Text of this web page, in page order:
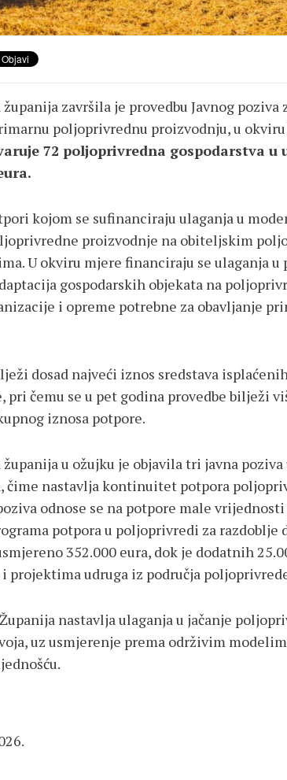
završila je provedbu Javnog poziva
poljoprivrednu proizvodnju, u
72 poljoprivredna gospodarstva u
kojom se sufinanciraju ulaganja u
proizvodnje na obiteljskim
U okviru mjere financiraju se ulaganja
gospodarskih objekata na
i opreme potrebne za obavljanje
dosad najveći iznos sredstava
pri čemu se u pet godina provedbe bilježi
iznosa potpore.
u ožujku je objavila tri javna
čime nastavlja kontinuitet potpora
odnose se na potpore male
potpora u poljoprivredi za razdoblje
352.000 eura, dok je dodatnih
projektima udruga iz područja
nastavlja ulaganja u jačanje
uz usmjerenje prema održivim